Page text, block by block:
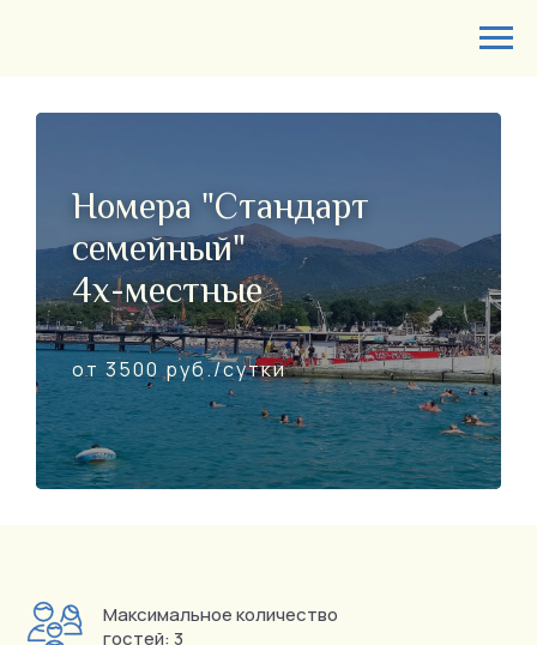
Номера "Стандарт
семейный"
4х-местные
от 3500 руб./сутки
Максимальное количество
гостей: 3